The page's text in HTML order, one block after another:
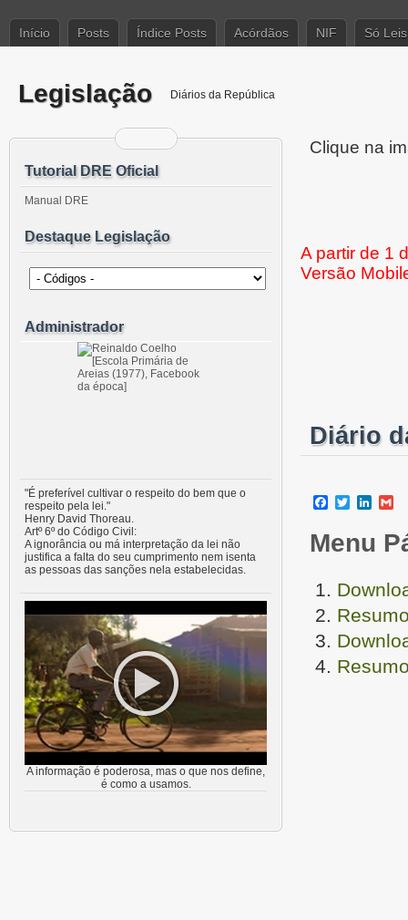
Início Posts Índice Posts Acórdãos NIF Só Leis
Legislação Diários da República
Clique na
A partir de 1
Versão
Diário
Facebook
Twitter
Menu
Tutorial DRE Oficial
Manual DRE
Destaque Legislação
Administrador
"É preferível cultivar o respeito do bem que o
respeito pela lei."
Henry David Thoreau.
Artº 6º do Código Civil:
A ignorância ou má interpretação da lei não
justifica a falta do seu cumprimento nem isenta
as pessoas das sanções nela estabelecidas.
A informação é poderosa, mas o que nos define,
é como a usamos.